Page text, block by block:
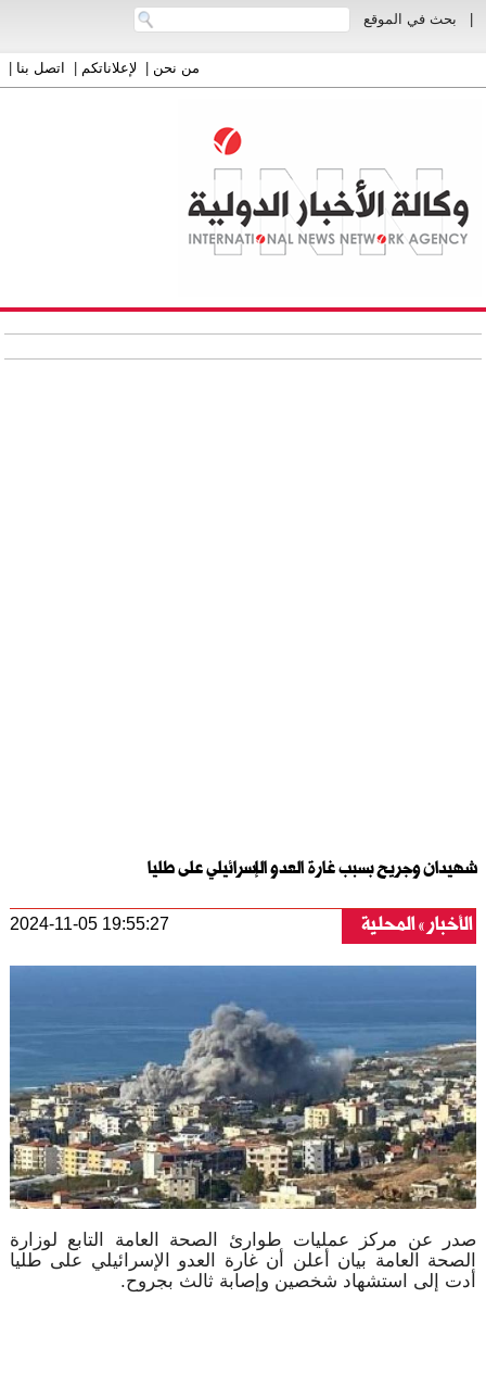
بحث في الموقع
من نحن| لإعلاناتكم| اتصل بنا|
شهيدان وجريح بسبب غارة العدو الإسرائيلي على طليا
الأخبار المحلية 2024-11-05 19:55:27
صدر عن مركز عمليات طوارئ الصحة العامة التابع لوزارة
الصحة العامة بيان أعلن أن غارة العدو الإسرائيلي على طليا
أدت إلى استشهاد شخصين وإصابة ثالث بجروح.